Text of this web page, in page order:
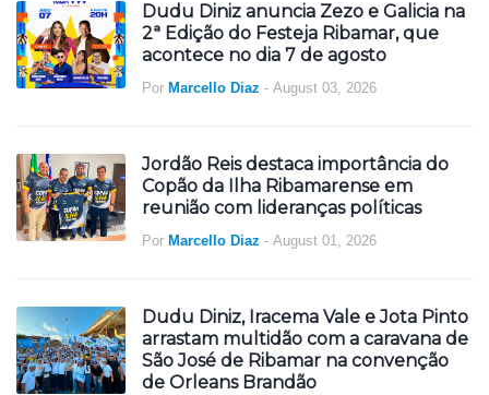
Dudu Diniz anuncia Zezo e Galicia na
2ª Edição do Festeja Ribamar, que
acontece no dia 7 de agosto
Por Marcello Diaz - August 03, 2026
Jordão Reis destaca importância do
Copão da Ilha Ribamarense em
reunião com lideranças políticas
Por Marcello Diaz - August 01, 2026
Dudu Diniz, Iracema Vale e Jota Pinto
arrastam multidão com a caravana de
São José de Ribamar na convenção
de Orleans Brandão